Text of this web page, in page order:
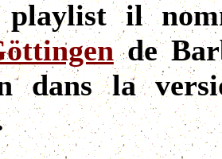
playlist il
de
dans la